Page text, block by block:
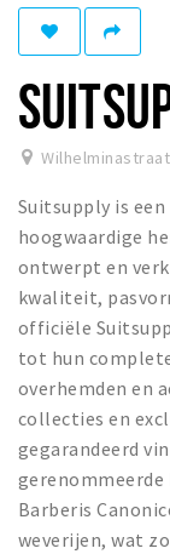
Winkelgebieden
Musea,
Uitjes &
Toeristische
Baroniepoorten
Sport
Privacy
Inloggen
Suitsupply is
hoogwaardige
ontwerpt en
kwaliteit,
officiële
tot hun
overhemden en
collecties en
gegarandeerd
Barberis
weverijen, wat